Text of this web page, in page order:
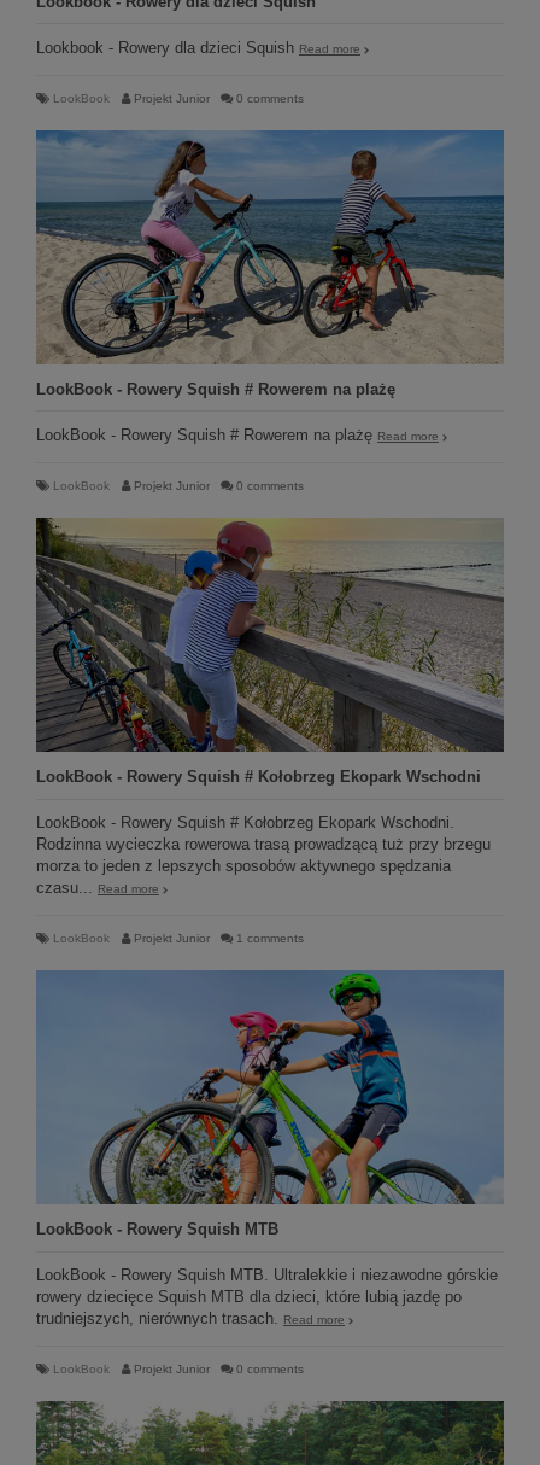
Lookbook - Rowery dla dzieci Squish Read more
LookBook Projekt Junior 0 comments
LookBook - Rowery Squish # Rowerem na plażę
LookBook - Rowery Squish # Rowerem na plażę Read more
LookBook Projekt Junior 0 comments
LookBook - Rowery Squish # Kołobrzeg Ekopark Wschodni
LookBook - Rowery Squish # Kołobrzeg Ekopark Wschodni.
Rodzinna wycieczka rowerowa trasą prowadzącą tuż przy brzegu
morza to jeden z lepszych sposobów aktywnego spędzania
czasu...
Read more
LookBook Projekt Junior 1 comments
LookBook - Rowery Squish MTB
LookBook - Rowery Squish MTB. Ultralekkie i niezawodne górskie
rowery dziecięce Squish MTB dla dzieci, które lubią jazdę po
trudniejszych, nierównych trasach. Read more
LookBook Projekt Junior 0 comments